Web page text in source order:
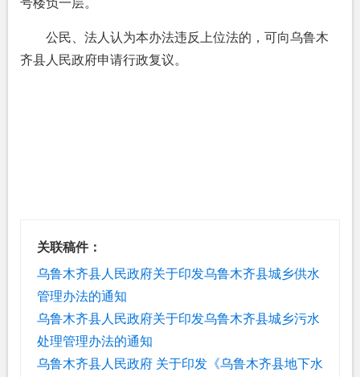
公民、法人认为本办法违反上位法的，可向乌鲁木
齐县人民政府申请行政复议。
关联稿件：
乌鲁木齐县人民政府关于印发乌鲁木齐县城乡供水
管理办法的通知
乌鲁木齐县人民政府关于印发乌鲁木齐县城乡污水
处理管理办法的通知
乌鲁木齐县人民政府 关于印发《乌鲁木齐县地下水